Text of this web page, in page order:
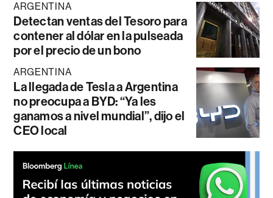
ARGENTINA
Detectan ventas del Tesoro para
contener al dólar en la pulseada
por el precio de un bono
ARGENTINA
La llegada de Tesla a Argentina
no preocupa a BYD: “Ya les
ganamos a nivel mundial”, dijo el
CEO local